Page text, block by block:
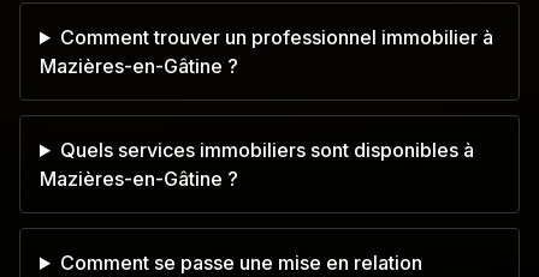
Comment trouver un professionnel immobilier à
Mazières-en-Gâtine ?
Quels services immobiliers sont disponibles à
Mazières-en-Gâtine ?
Comment se passe une mise en relation